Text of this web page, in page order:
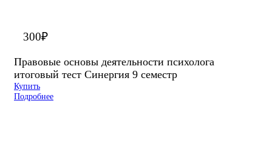
300₽
Правовые основы деятельности психолога
итоговый тест Синергия 9 семестр
Купить
Подробнее